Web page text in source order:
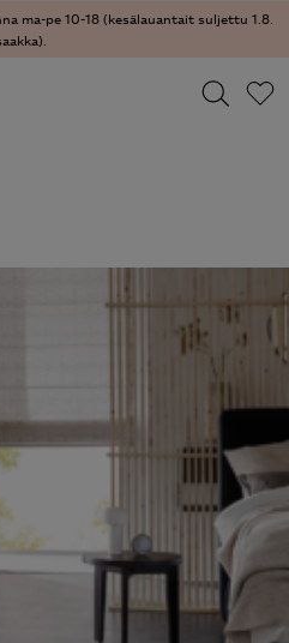
ma-pe 10-18 (kesälauantait suljettu 1.8.
results.